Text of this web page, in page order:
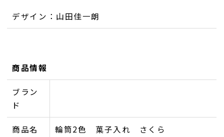
デザイン：山田佳一朗
商品情報
ブラン
ド
商品名 輪筒2色 菓子入れ さくら